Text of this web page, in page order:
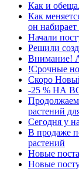
Как и
Как
он набирает
Начали
Решили
Внимание!
!Срочные
Скоро
-25 % НА
растений
Сегодня у
В продаже
растений
Новые
Новые